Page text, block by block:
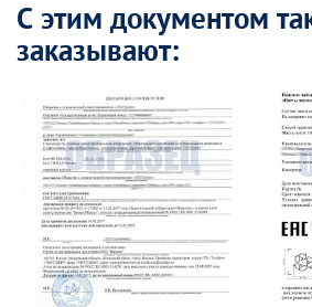
С этим документом
заказывают: